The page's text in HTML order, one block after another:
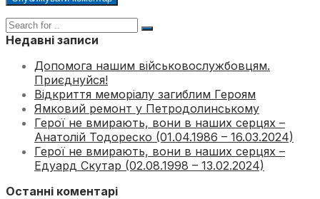
Недавні записи
Допомога нашим військовослужбовцям.
Приєднуйся!
Відкриття меморіалу загиблим Героям
Ямковий ремонт у Петродолинському
Герої не вмирають, вони в наших серцях –
Анатолій Тодореско (01.04.1986 – 16.03.2024)
Герої не вмирають, вони в наших серцях –
Едуард Скутар (02.08.1998 – 13.02.2024)
Останні коментарі